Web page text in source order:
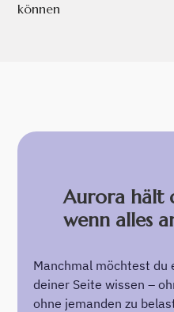
können
Aurora hält
wenn alles
Manchmal möchtest du
deiner Seite wissen –
ohne jemanden zu